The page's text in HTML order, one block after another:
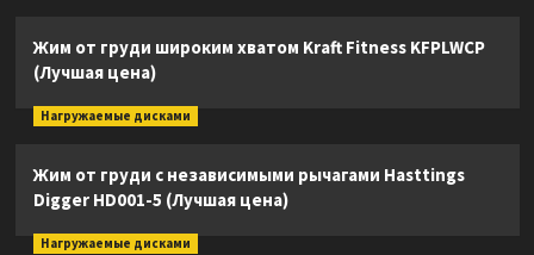
Жим от груди широким хватом Kraft Fitness KFPLWCP
(Лучшая цена)
Нагружаемые дисками
Жим от груди с независимыми рычагами Hasttings
Digger HD001-5 (Лучшая цена)
Нагружаемые дисками